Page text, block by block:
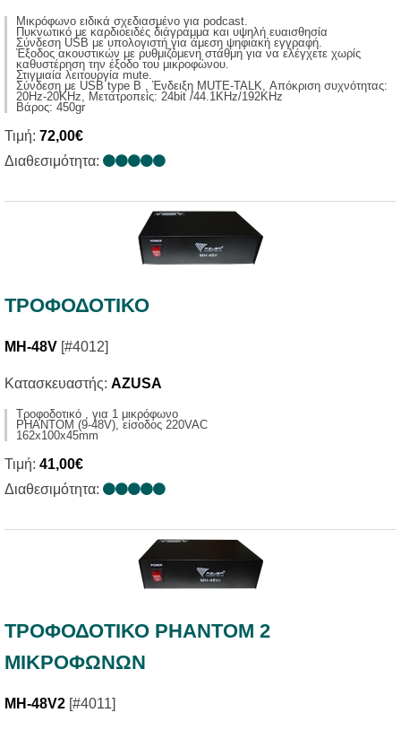
Μικρόφωνο ειδικά σχεδιασμένο για podcast.
Πυκνωτικό με καρδιοειδές διάγραμμα και υψηλή ευαισθησία
Σύνδεση USB με υπολογιστή για άμεση ψηφιακή εγγραφή.
Έξοδος ακουστικών με ρυθμιζόμενη στάθμη για να ελέγχετε χωρίς
καθυστέρηση την έξοδο του μικροφώνου.
Στιγμιαία λειτουργία mute.
Σύνδεση με USB type B , Ένδειξη MUTE-TALK, Απόκριση συχνότητας:
20Ηz-20KHz, Μετατροπείς: 24bit /44.1KHz/192KHz
Βάρος: 450gr
Τιμή: 72,00€
Διαθεσιμότητα:
ΤΡΟΦΟΔΟΤΙΚΟ
MH-48V [#4012]
Κατασκευαστής: AZUSA
Τροφοδοτικό , για 1 μικρόφωνο
PHANTOM (9-48V), είσοδος 220VAC
162x100x45mm
Τιμή: 41,00€
Διαθεσιμότητα:
ΤΡΟΦΟΔΟΤΙΚΟ PHANTOM 2
ΜΙΚΡΟΦΩΝΩΝ
MH-48V2 [#4011]